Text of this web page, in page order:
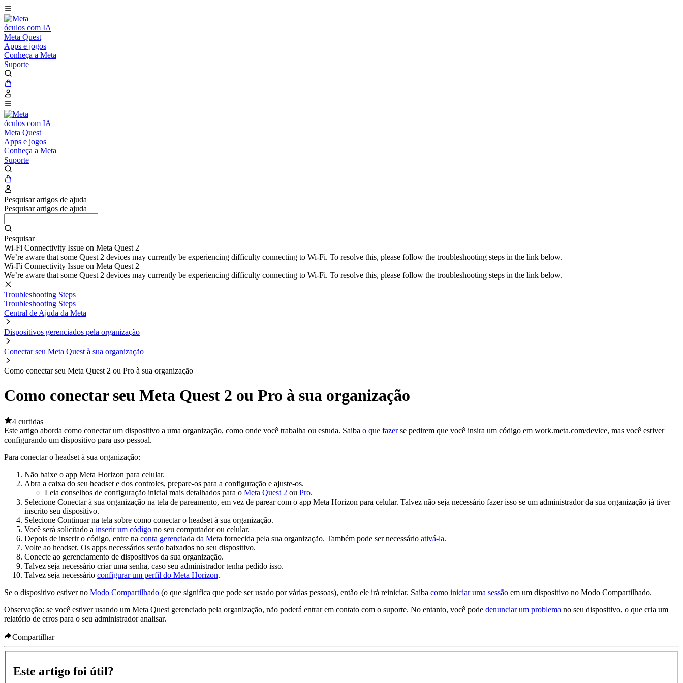
óculos com IA
Meta Quest
Apps e jogos
Conheça a Meta
Suporte
óculos com IA
Meta Quest
Apps e jogos
Conheça a Meta
Suporte
Pesquisar artigos de ajuda
Pesquisar artigos de ajuda
Pesquisar
Wi-Fi Connectivity Issue on Meta Quest 2
We’re aware that some Quest 2 devices may currently be experiencing difficulty connecting to Wi-Fi. To resolve this, please follow the troubleshooting steps in the link below.
Wi-Fi Connectivity Issue on Meta Quest 2
We’re aware that some Quest 2 devices may currently be experiencing difficulty connecting to Wi-Fi. To resolve this, please follow the troubleshooting steps in the link below.
Troubleshooting Steps
Troubleshooting Steps
Central de Ajuda da Meta
Dispositivos gerenciados pela organização
Conectar seu Meta Quest à sua organização
Como conectar seu Meta Quest 2 ou Pro à sua organização
Como conectar seu Meta Quest 2 ou Pro à sua organização
4 curtidas
Este artigo aborda como conectar um dispositivo a uma organização, como onde você trabalha ou estuda. Saiba o que fazerse pedirem que você insira um código em work.meta.com/device, mas você estiver
configurando um dispositivo para uso pessoal.
Para conectar o headset à sua organização:
Não baixe o app Meta Horizon para celular.
Abra a caixa do seu headset e dos controles, prepare-os para a configuração e ajuste-os.
Leia conselhos de configuração inicial mais detalhados para o Meta Quest 2 ou Pro.
Selecione Conectar à sua organização na tela de pareamento, em vez de parear com o app Meta Horizon para celular. Talvez não seja necessário fazer isso se um administrador da sua organização já tiver
inscrito seu dispositivo.
Selecione Continuarna tela sobre como conectar o headset à sua organização.
Você será solicitado a inserir um código no seu computador ou celular.
Depois de inserir o código, entre na conta gerenciada da Meta fornecida pela sua organização. Também pode ser necessário ativá-la.
Volte ao headset. Os apps necessários serão baixados no seu dispositivo.
Conecte ao gerenciamento de dispositivos da sua organização.
Talvez seja necessário criar uma senha, caso seu administrador tenha pedido isso.
Talvez seja necessário configurar um perfil do Meta Horizon.
Se o dispositivo estiver no Modo Compartilhado (o que significa que pode ser usado por várias pessoas), então ele irá reiniciar. Saiba como iniciar uma sessão em um dispositivo no Modo Compartilhado.
Observação: se você estiver usando um Meta Quest gerenciado pela organização, não poderá entrar em contato com o suporte. No entanto, você pode denunciar um problema no seu dispositivo, o que cria um
relatório de erros para o seu administrador analisar.
Compartilhar
Este artigo foi útil?